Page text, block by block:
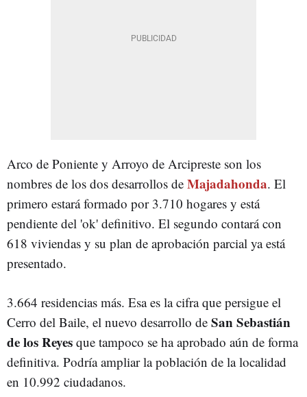
Arco de Poniente y Arroyo de Arcipreste son los
nombres de los dos desarrollos de Majadahonda. El
primero estará formado por 3.710 hogares y está
pendiente del 'ok' definitivo. El segundo contará con
618 viviendas y su plan de aprobación parcial ya está
presentado.
3.664 residencias más. Esa es la cifra que persigue el
Cerro del Baile, el nuevo desarrollo de San Sebastián
de los Reyes que tampoco se ha aprobado aún de forma
definitiva. Podría ampliar la población de la localidad
en 10.992 ciudadanos.